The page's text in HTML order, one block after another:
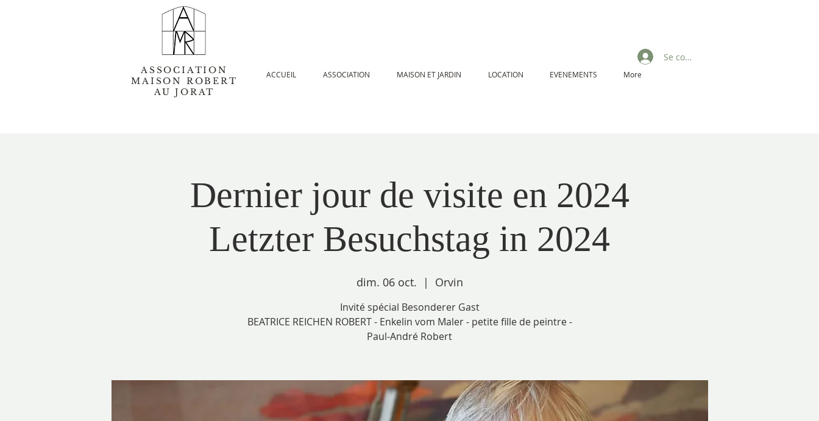
ASSOCIATION
MAISON ROBERT
AU JORAT
ACCUEIL ASSOCIATION MAISON ET JARDIN LOCATION EVENEMENTS More
Se connecter
Dernier jour de visite en 2024
Letzter Besuchstag in 2024
dim. 06 oct.
  |
Orvin
Invité spécial Besonderer Gast
BEATRICE REICHEN ROBERT - Enkelin vom Maler - petite fille de peintre -
Paul-André Robert